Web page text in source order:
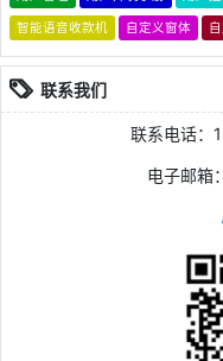
智能语音收款机 自定义窗体
联系我们
联系电话：
电子邮箱